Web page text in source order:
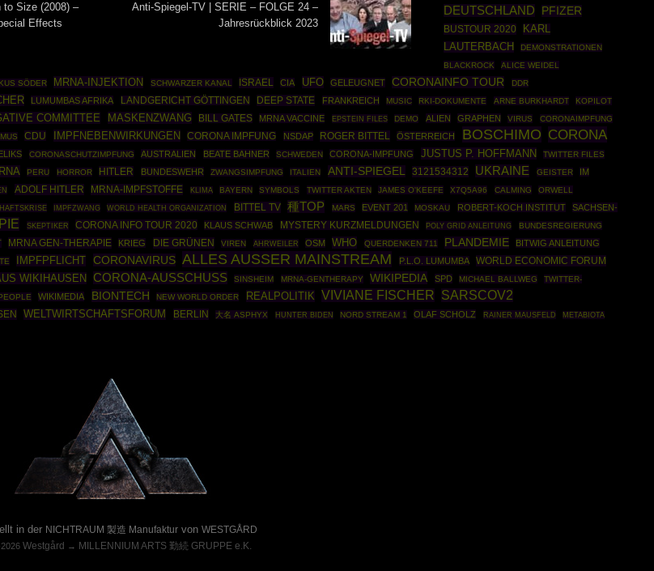
to Size (2008) –
Effects
Anti-Spiegel-TV | SERIE – FOLGE 24 –
Jahresrückblick 2023
DEUTSCHLAND PFIZER
BUSTOUR 2020
KARL
LAUTERBACH
DEMONSTRATIONEN
BLACKROCK
ALICE WEIDEL
SÖDER MRNA-INJEKTION SCHWARZER KANAL ISRAEL CIA UFO GELEUGNET CORONAINFO TOUR DDR
LUMUMBAS AFRIKA LANDGERICHT GÖTTINGEN DEEP STATE FRANKREICH MUSIC RKI-DOKUMENTE ARNE BURKHARDT
KOPILOT
COMMITTEE MASKENZWANG BILL GATES MRNA VACCINE EPSTEIN FILES DEMO ALIEN GRAPHEN VIRUS
CORONAIMPFUNG
CDU IMPFNEBENWIRKUNGEN CORONA IMPFUNG NSDAP ROGER BITTEL ÖSTERREICH BOSCHIMO CORONA
CORONASCHUTZIMPFUNG AUSTRALIEN BEATE BAHNER SCHWEDEN CORONA-IMPFUNG JUSTUS P. HOFFMANN TWITTER FILES
PERU HORROR HITLER BUNDESWEHR ZWANGSIMPFUNG ITALIEN ANTI-SPIEGEL 3121534312 UKRAINE GEISTER
IM
ADOLF HITLER MRNA-IMPFSTOFFE KLIMA BAYERN SYMBOLS TWITTER AKTEN JAMES O'KEEFE X7Q5A96 CALMING ORWELL
IMPFZWANG WORLD HEALTH ORGANIZATION BITTEL TV 種TOP MARS EVENT 201 MOSKAU ROBERT-KOCH INSTITUT
SACHSEN-
SKEPTIKER CORONA INFO TOUR 2020 KLAUS SCHWAB MYSTERY KURZMELDUNGEN POLY GRID ANLEITUNG
BUNDESREGIERUNG
MRNA GEN-THERAPIE KRIEG DIE GRÜNEN VIREN AHRWEILER OSM WHO QUERDENKEN 711 PLANDEMIE BITWIG ANLEITUNG
IMPFPFLICHT CORONAVIRUS ALLES AUSSER MAINSTREAM P.L.O. LUMUMBA WORLD ECONOMIC FORUM
WIKIHAUSEN CORONA-AUSSCHUSS SINSHEIM MRNA-GENTHERAPY WIKIPEDIA SPD MICHAEL BALLWEG
TWITTER-
WIKIMEDIA BIONTECH NEW WORLD ORDER REALPOLITIK VIVIANE FISCHER SARSCOV2
WELTWIRTSCHAFTSFORUM BERLIN 大名 ASPHYX HUNTER BIDEN NORD STREAM 1 OLAF SCHOLZ RAINER MAUSFELD METABIOTA
in der NICHTRAUM 製造 Manufaktur von WESTGÅRD
Westgård → MILLENNIUM ARTS 勤続 GRUPPE e.K.
Powered By :